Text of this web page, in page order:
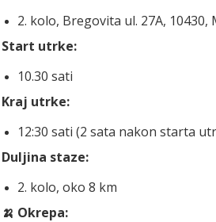
2. kolo, Bregovita ul. 27A, 10430,
Start utrke:
10.30 sati
Kraj utrke:
12:30 sati (2 sata nakon starta
Duljina staze:
2. kolo, oko 8 km
🍌 Okrepa: